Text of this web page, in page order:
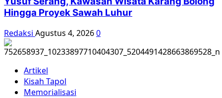
Hukum
dan
Hingga Proyek Sawah Luhur
Redaksi Agustus 4, 20260
Artikel
Kisah Tapol
Memorialisasi